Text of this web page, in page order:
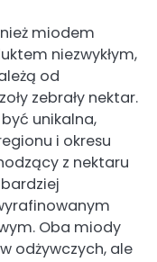
miodem
niezwykłym,
od
zebrały nektar.
unikalna,
i okresu
z nektaru
Oba miody
odżywczych, ale